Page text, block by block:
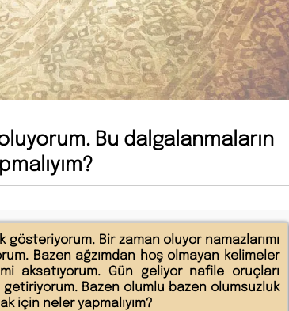
Bu dalgalanmaların
gösteriyorum. Bir zaman oluyor namazlarımı
Bazen ağzımdan hoş olmayan kelimeler
aksatıyorum. Gün geliyor nafile oruçları
Bazen olumlu bazen olumsuzluk
için neler yapmalıyım?